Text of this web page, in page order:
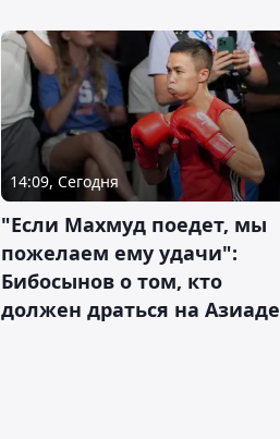
14:09, Сегодня
"Если Махмуд поедет, мы
пожелаем ему удачи":
Бибосынов о том, кто
должен драться на Азиаде